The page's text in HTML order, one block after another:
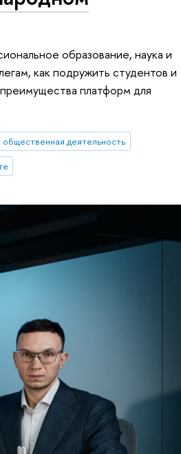
образование, наука и
как подружить студентов и
платформ для
общественная деятельность